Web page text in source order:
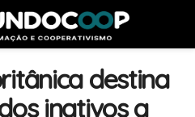
destina
inativos a